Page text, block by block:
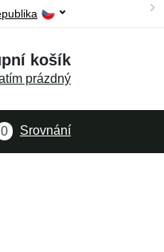
košík
prázdný
0 Srovnání